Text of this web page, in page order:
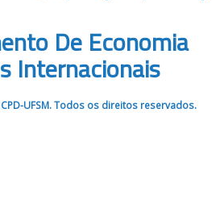
De Economia
Internacionais
UFSM. Todos os direitos reservados.